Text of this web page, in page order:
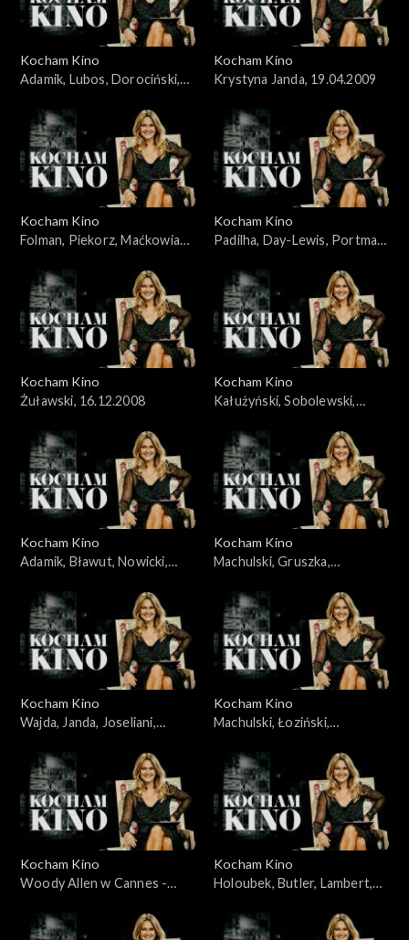
Kocham Kino
Adamik, Lubos, Dorociński,
Kocham Kino
Krystyna Janda, 19.04.2009
Kocham Kino
Folman, Piekorz, Maćkowiak,
Kocham Kino
Padilha, Day-Lewis, Portman,
Kocham Kino
Żuławski, 16.12.2008
Kocham Kino
Kałużyński, Sobolewski,
Kocham Kino
Adamik, Bławut, Nowicki,
Cieślak, 16.09.2008
Kocham Kino
Machulski, Gruszka,
Kocham Kino
Wajda, Janda, Joseliani,
Kocham Kino
Machulski, Łoziński,
Kocham Kino
Woody Allen w Cannes -
Kocham Kino
Holoubek, Butler, Lambert,